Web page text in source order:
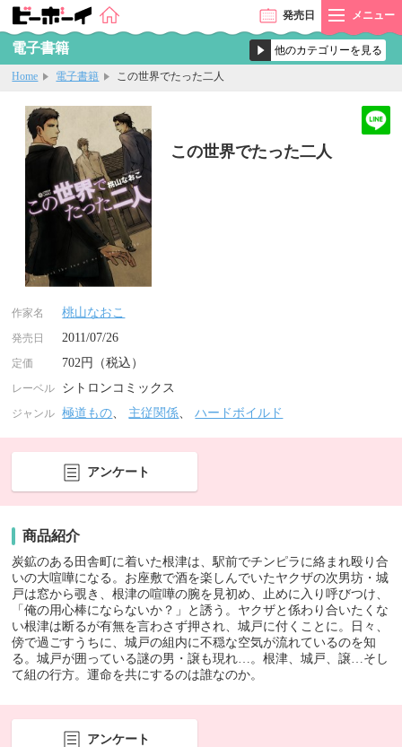
発売日 メニュー
電子書籍
Home 電子書籍 この世界でたった二人
この世界でたった二人
作家名 桃山なおこ
発売日 2011/07/26
定価 702円（税込）
レーベル シトロンコミックス
ジャンル 極道もの、 主従関係、ハードボイルド
アンケート
商品紹介
炭鉱のある田舎町に着いた根津は、駅前でチンピラに絡まれ殴り合
いの大喧嘩になる。お座敷で酒を楽しんでいたヤクザの次男坊・城
戸は窓から覗き、根津の喧嘩の腕を見初め、止めに入り呼びつけ、
「俺の用心棒にならないか？」と誘う。ヤクザと係わり合いたくな
い根津は断るが有無を言わさず押され、城戸に付くことに。日々、
傍で過ごすうちに、城戸の組内に不穏な空気が流れているのを知
る。城戸が囲っている謎の男・譲も現れ…。根津、城戸、譲…そし
て組の行方。運命を共にするのは誰なのか。
アンケート